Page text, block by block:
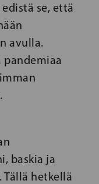
se, että
avulla.
baskia ja
hetkellä